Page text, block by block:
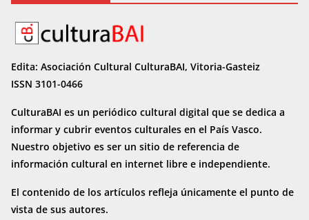
Edita: Asociación Cultural CulturaBAI, Vitoria-Gasteiz
ISSN 3101-0466
CulturaBAI es un periódico cultural digital que se dedica a
informar y cubrir eventos culturales en el País Vasco.
Nuestro objetivo es ser un sitio de referencia de
información cultural en internet libre e independiente.
El contenido de los artículos refleja únicamente el punto de
vista de sus autores.